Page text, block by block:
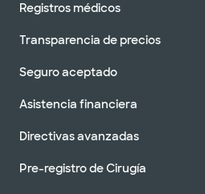
Registros médicos
Transparencia de precios
Seguro aceptado
Asistencia financiera
Directivas avanzadas
Pre-registro de Cirugía